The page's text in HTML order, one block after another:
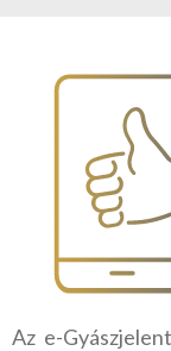
Az e-